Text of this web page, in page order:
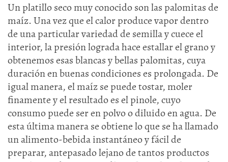
Un platillo seco muy conocido son las palomitas de
maíz. Una vez que el calor produce vapor dentro
de una particular variedad de semilla y cuece el
interior, la presión lograda hace estallar el grano y
obtenemos esas blancas y bellas palomitas, cuya
duración en buenas condiciones es prolongada. De
igual manera, el maíz se puede tostar, moler
finamente y el resultado es el pinole, cuyo
consumo puede ser en polvo o diluido en agua. De
esta última manera se obtiene lo que se ha llamado
un alimento-bebida instantáneo y fácil de
preparar, antepasado lejano de tantos productos